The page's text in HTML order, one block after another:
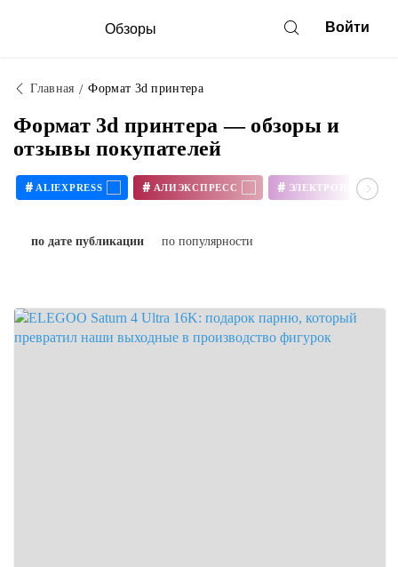
Обзоры Войти
Главная Формат 3d принтера
Формат 3d принтера — обзоры и
отзывы покупателей
# ALIEXPRESS # АЛИЭКСПРЕСС # ЭЛЕКТРОНИКА
по дате публикации по популярности